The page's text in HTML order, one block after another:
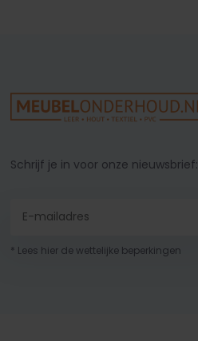
Schrijf je in voor onze nieuwsbrief:
* Lees hier de wettelijke beperkingen